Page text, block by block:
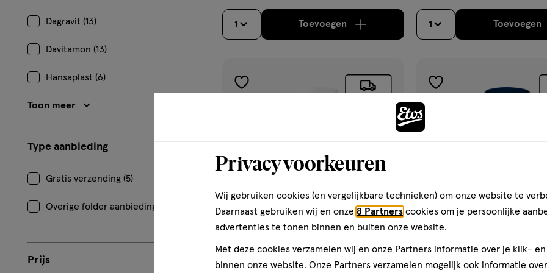
Dagravit (13)
Davitamon (13)
Hansaplast (6)
Toon meer
Type aanbieding
Gratis verzending (5)
Overige folder aanbiedingen (5)
Prijs
1 Toevoegenverhoog aantal met één, Bijna uitverkocht!Er
1 Toevoegen
toevoegen
€ 24.95
24.95
toevoegen
Privacy voorkeuren
Wij gebruiken cookies (en vergelijkbare technieken) om onze website te
Daarnaast gebruiken wij en onze 8 Partners cookies om je persoonlijke
advertenties te tonen binnen en buiten onze website.
Met deze cookies verzamelen wij en onze Partners informatie over je klik-
binnen onze website. Onze Partners verzamelen mogelijk ook informatie